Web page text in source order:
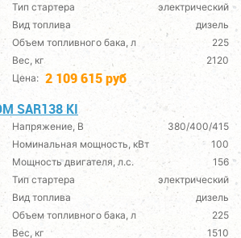
Тип стартера
электрический
Вид топлива
дизель
Объем топливного бака, л
225
Вес, кг
2120
Цена: 2 109 615 руб
SAR138 KI
Напряжение, В
380/400/415
Номинальная мощность, кВт
100
Мощность двигателя, л.с.
156
Тип стартера
электрический
Вид топлива
дизель
Объем топливного бака, л
225
Вес, кг
1510